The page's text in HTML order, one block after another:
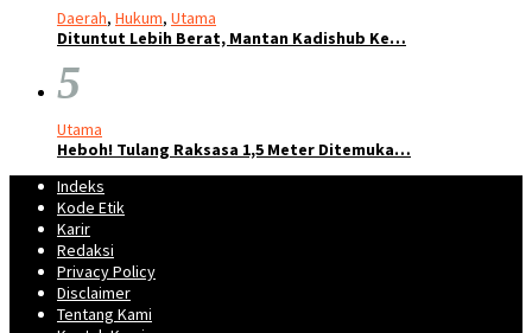
Daerah, Hukum, Utama
Dituntut Lebih Berat, Mantan Kadishub Ke…
5
Utama
Heboh! Tulang Raksasa 1,5 Meter Ditemuka…
Indeks
Kode Etik
Karir
Redaksi
Privacy Policy
Disclaimer
Tentang Kami